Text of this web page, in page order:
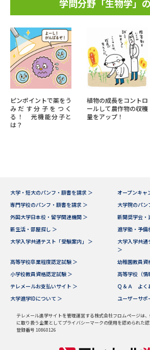
学問分野「生物学」
ピンポイントで薬をう
みだす分子をつく
る！ 光機能分子と
は？
植物の成長をコントロ
ールして農作物の収穫
量をアップ！
大学・短大のパンフ・願書を請求 ＞
オープンキャ
専門学校のパンフ・願書を請求 ＞
大学院のパン
外国大学日本校・留学関連機関 ＞
新聞奨学会・
新生活・部屋探し ＞
進学塾・予備
大学入学共通テスト「受験案内」 ＞
大学入学共通
＞
高等学校卒業程度認定試験 ＞
幼稚園教員資
小学校教員資格認定試験 ＞
高等学校（情
テレメールお支払いサイト ＞
Ｑ＆Ａ よく
大学進学IDについて ＞
ユーザーサポ
テレメール進学サイトを管理運営する株式会社フロムページは
に取り扱う企業としてプライバシーマークの使用を認められた認
登録番号 10860126